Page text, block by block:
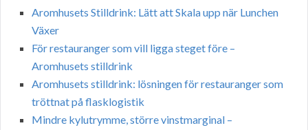
Aromhusets Stilldrink: Lätt att Skala upp när Lunchen
Växer
För restauranger som vill ligga steget före –
Aromhusets stilldrink
Aromhusets stilldrink: lösningen för restauranger som
tröttnat på flasklogistik
Mindre kylutrymme, större vinstmarginal –